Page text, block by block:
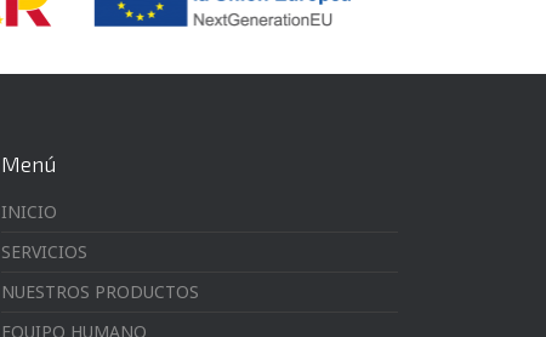
Menú
INICIO
SERVICIOS
NUESTROS PRODUCTOS
EQUIPO HUMANO